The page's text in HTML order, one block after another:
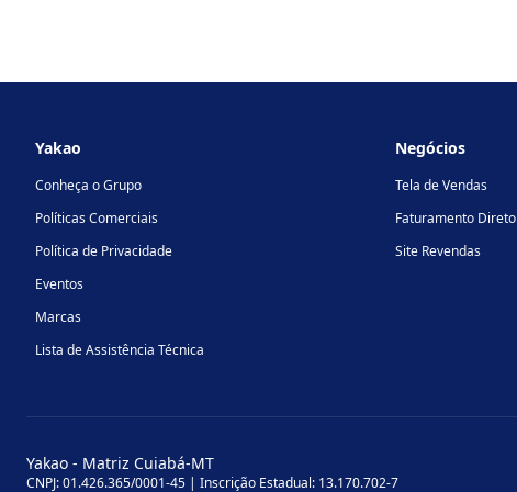
Yakao
Conheça o Grupo
Políticas Comerciais
Política de Privacidade
Eventos
Marcas
Lista de Assistência Técnica
Negócios
Tela de Vendas
Faturamento Direto
Site Revendas
Yakao - Matriz Cuiabá-MT
CNPJ: 01.426.365/0001-45 | Inscrição Estadual: 13.170.702-7